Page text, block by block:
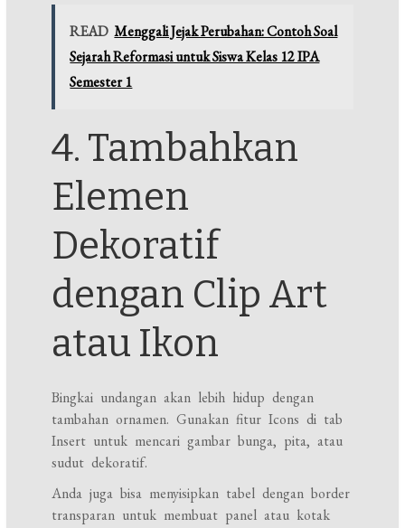
READ Menggali Jejak Perubahan: Contoh Soal
Sejarah Reformasi untuk Siswa Kelas 12 IPA
Semester 1
4. Tambahkan
Elemen
Dekoratif
dengan Clip Art
atau Ikon
Bingkai undangan akan lebih hidup dengan
tambahan ornamen. Gunakan fitur Icons di tab
Insert untuk mencari gambar bunga, pita, atau
sudut dekoratif.
Anda juga bisa menyisipkan tabel dengan border
transparan untuk membuat panel atau kotak